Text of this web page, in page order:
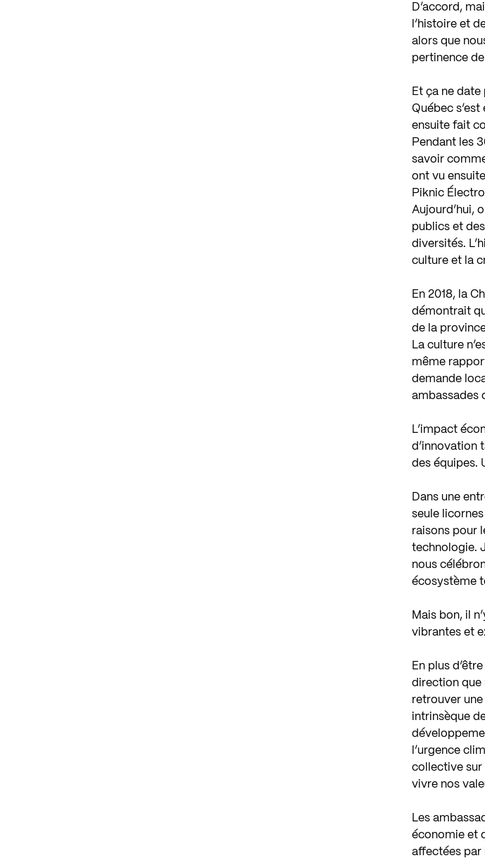
D’accord,
l’histoire et
alors que
pertinence
Et ça ne
Québec
ensuite fait
Pendant les
savoir
ont vu
Piknic
Aujourd’hui,
publics et
diversités.
culture et la
En 2018, la
démontrait
de la
La culture
même
demande
ambassades
L’impact
d’innovation
des équipes.
Dans une
seule
raisons pour
technologie.
nous
écosystème
Mais bon, il
vibrantes et
En plus
direction que
retrouver
intrinsèque
l’urgence
collective sur
vivre nos
Les
économie et
affectées par